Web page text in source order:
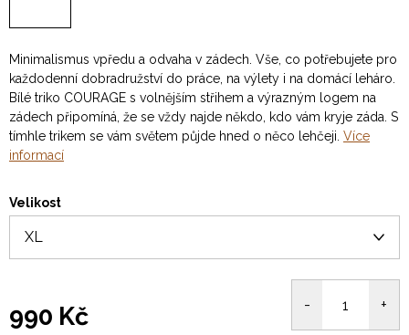
Minimalismus vpředu a odvaha v zádech. Vše, co potřebujete pro
každodenní dobradružství do práce, na výlety i na domácí leháro.
Bílé triko COURAGE s volnějším střihem a výrazným logem na
zádech připomíná, že se vždy najde někdo, kdo vám kryje záda. S
tímhle trikem se vám světem půjde hned o něco lehčeji. Více
informací
Velikost
990 Kč